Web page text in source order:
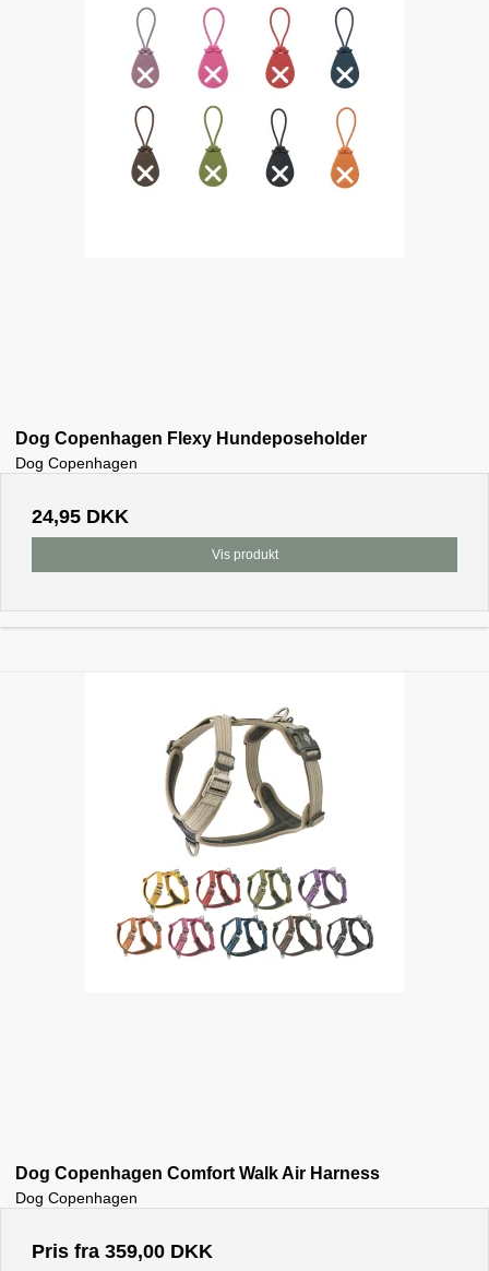
Dog Copenhagen Flexy Hundeposeholder
Dog Copenhagen
24,95 DKK
Vis produkt
Dog Copenhagen Comfort Walk Air Harness
Dog Copenhagen
Pris fra 359,00 DKK